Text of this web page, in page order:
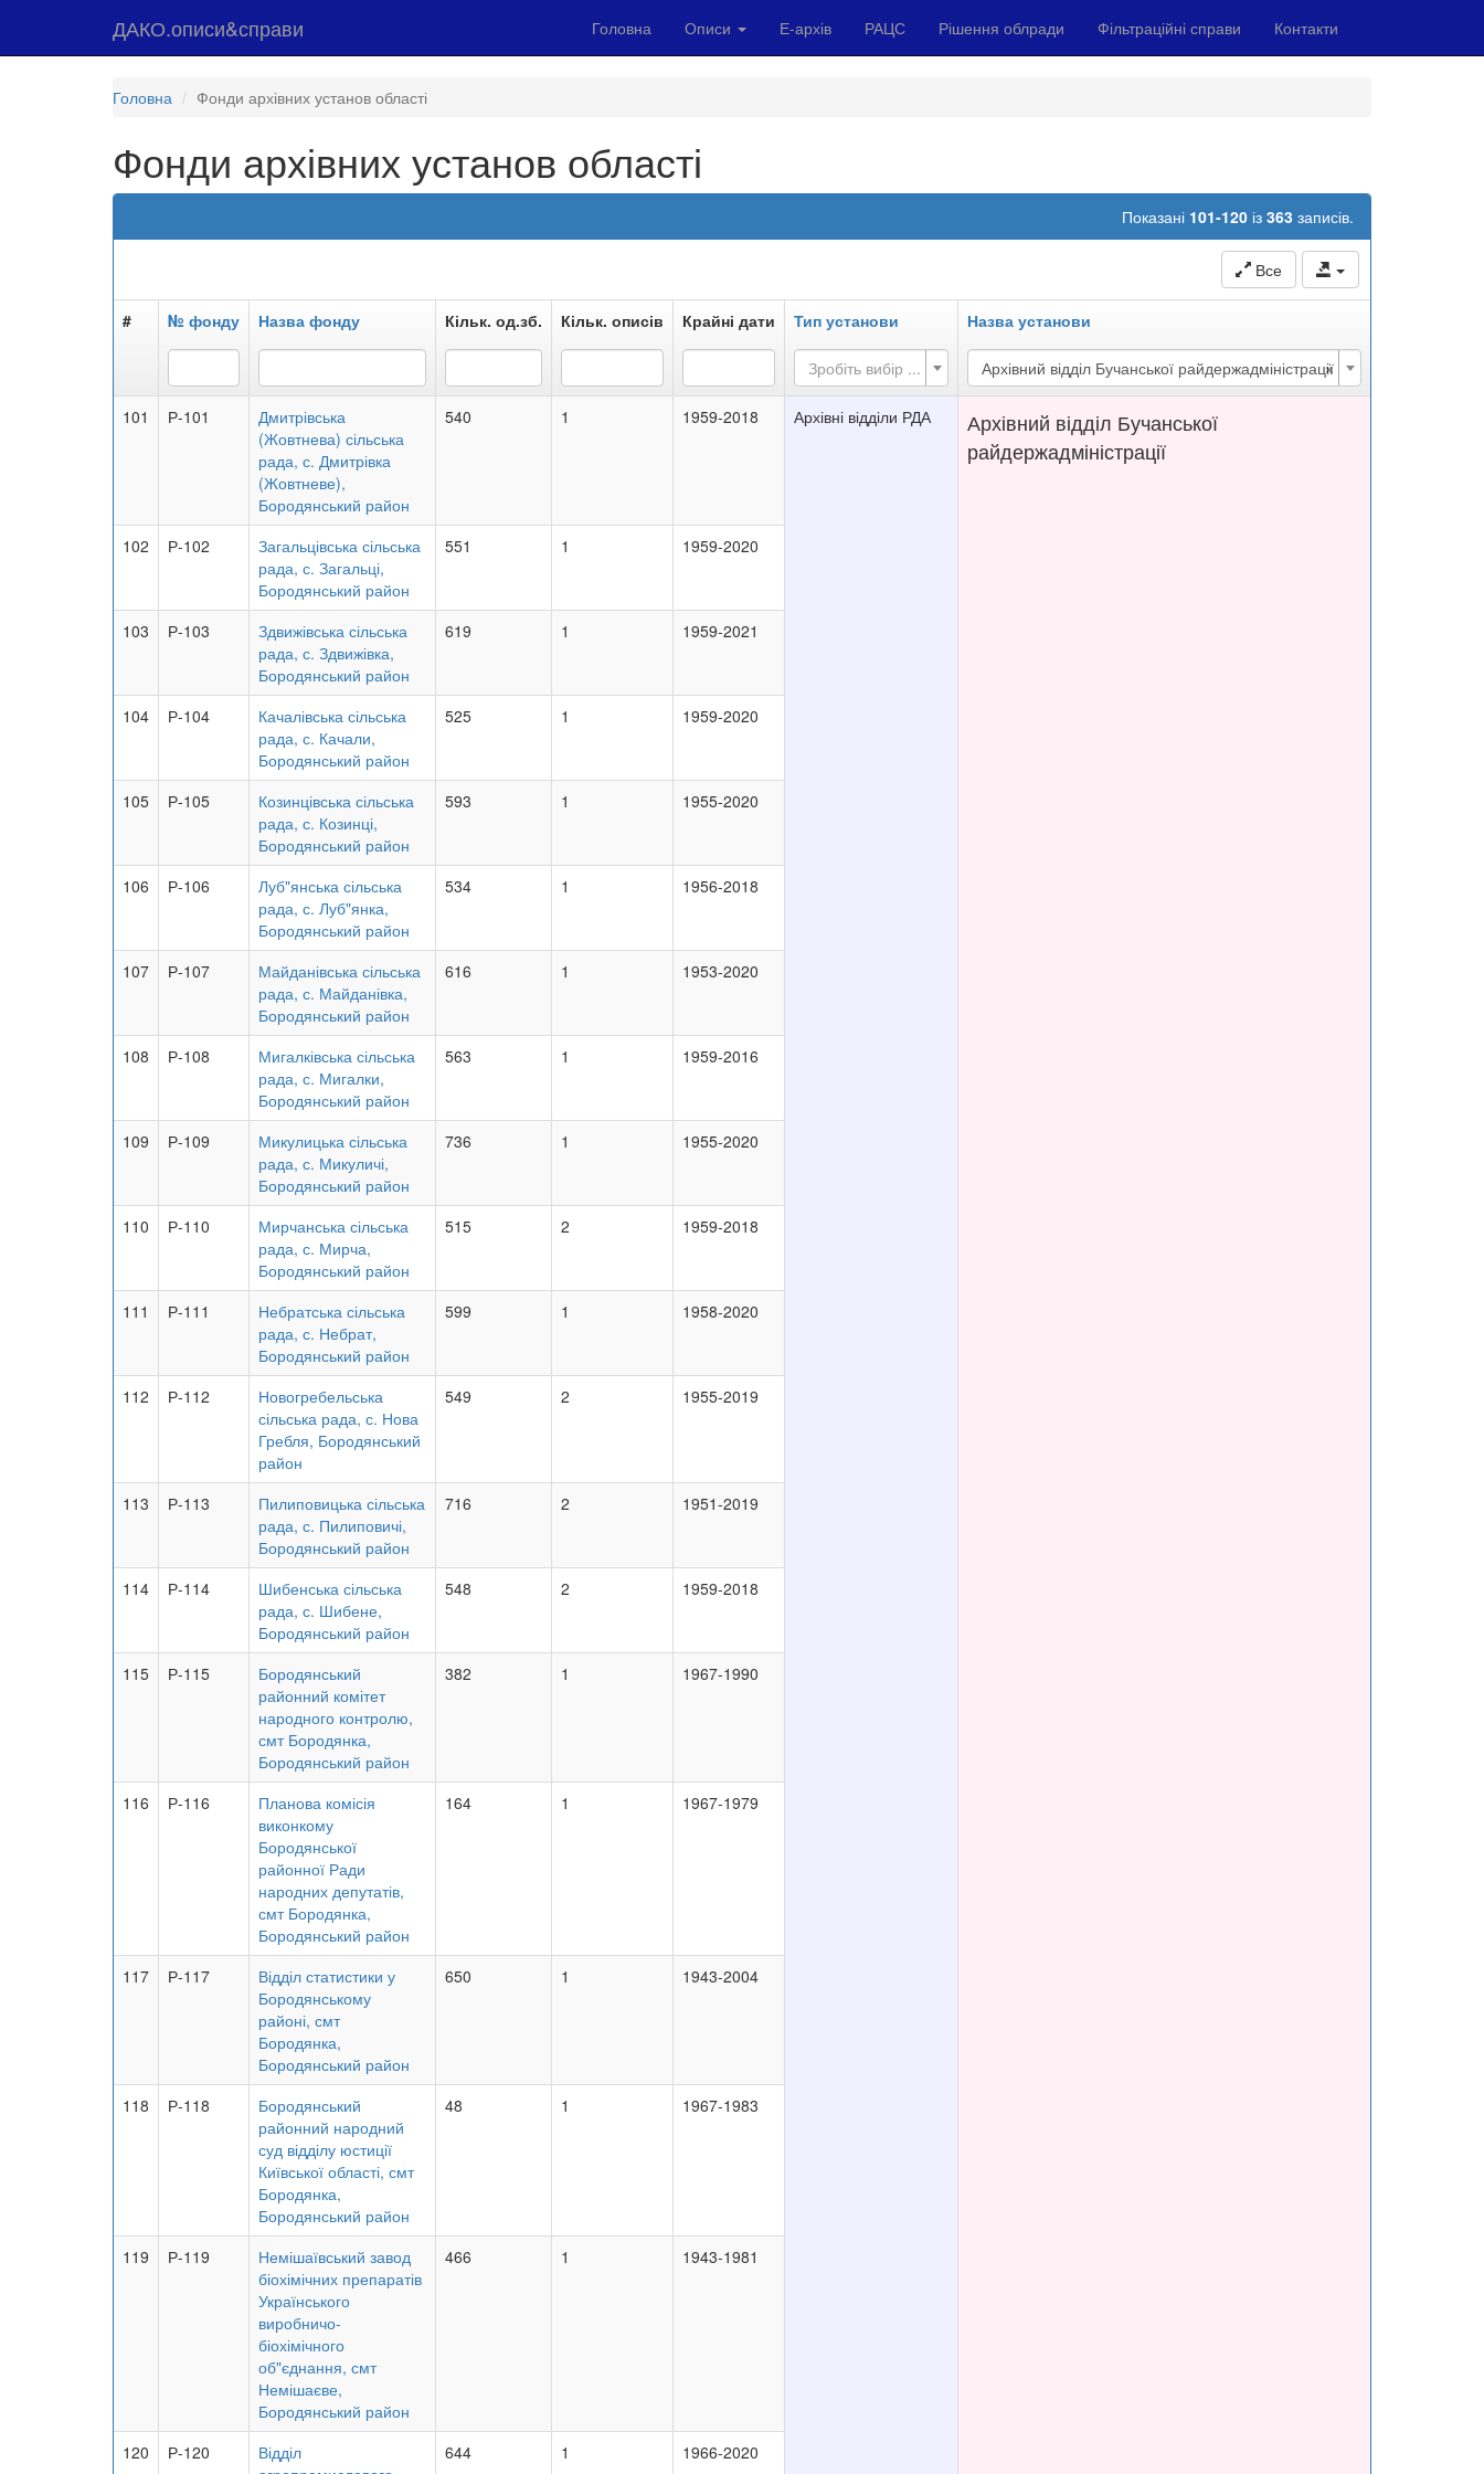
ДАКО.описи&справи Головна Описи Е-архів РАЦС Рішення облради Фільтраційні справи Контакти
Головна Фонди архівних установ області
Фонди архівних установ області
Показані 101-120 із 363 записів.
Все
# № фонду Назва фонду Кільк. од.зб. Кільк. описів Крайні дати Тип установи Назва установи
Зробіть вибір ... ×
Архівний відділ Бучанської райдержадміністрації
101 Р-101
Дмитрівська
(Жовтнева) сільська
рада, с. Дмитрівка
(Жовтневе),
Бородянський район
540 1 1959-2018 Архівні відділи РДА
Архівний відділ Бучанської
райдержадміністрації
102 Р-102
Загальцівська сільська
рада, с. Загальці,
Бородянський район
551 1 1959-2020
103 Р-103
Здвижівська сільська
рада, с. Здвижівка,
Бородянський район
619 1 1959-2021
104 Р-104
Качалівська сільська
рада, с. Качали,
Бородянський район
525 1 1959-2020
105 Р-105
Козинцівська сільська
рада, с. Козинці,
Бородянський район
593 1 1955-2020
106 Р-106
Луб"янська сільська
рада, с. Луб"янка,
Бородянський район
534 1 1956-2018
107 Р-107
Майданівська сільська
рада, с. Майданівка,
Бородянський район
616 1 1953-2020
108 Р-108
Мигалківська сільська
рада, с. Мигалки,
Бородянський район
563 1 1959-2016
109 Р-109
Микулицька сільська
рада, с. Микуличі,
Бородянський район
736 1 1955-2020
110 Р-110
Мирчанська сільська
рада, с. Мирча,
Бородянський район
515 2 1959-2018
111 Р-111
Небратська сільська
рада, с. Небрат,
Бородянський район
599 1 1958-2020
112 Р-112
Новогребельська
сільська рада, с. Нова
Гребля, Бородянський
район
549 2 1955-2019
113 Р-113
Пилиповицька сільська
рада, с. Пилиповичі,
Бородянський район
716 2 1951-2019
114 Р-114
Шибенська сільська
рада, с. Шибене,
Бородянський район
548 2 1959-2018
115 Р-115
Бородянський
районний комітет
народного контролю,
смт Бородянка,
Бородянський район
382 1 1967-1990
116 Р-116
Планова комісія
виконкому
Бородянської
районної Ради
народних депутатів,
смт Бородянка,
Бородянський район
164 1 1967-1979
117 Р-117
Відділ статистики у
Бородянському
районі, смт
Бородянка,
Бородянський район
650 1 1943-2004
118 Р-118
Бородянський
районний народний
суд відділу юстиції
Київської області, смт
Бородянка,
Бородянський район
48 1 1967-1983
119 Р-119
Немішаївський завод
біохімічних препаратів
Українського
виробничо-
біохімічного
об"єднання, смт
Немішаєве,
Бородянський район
466 1 1943-1981
120 Р-120
Відділ
644 1 1966-2020